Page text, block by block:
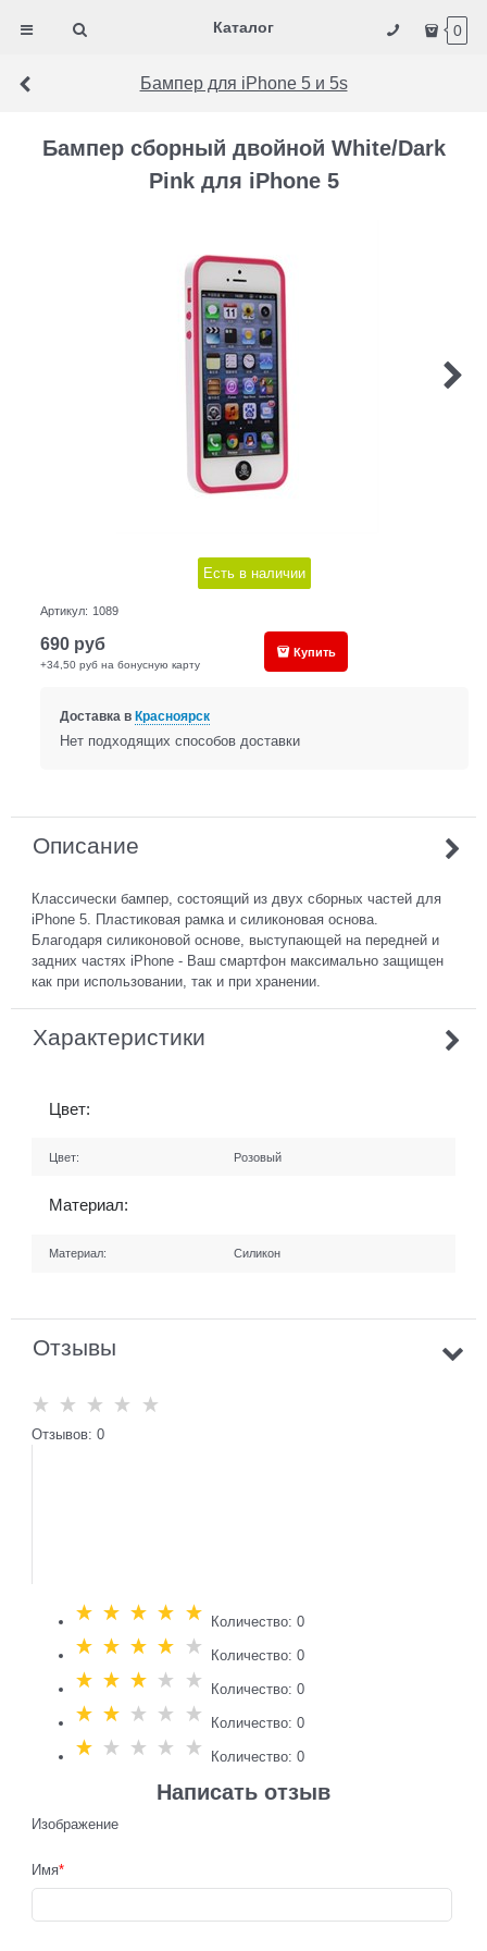
Каталог 0
Бампер для iPhone 5 и 5s
Бампер сборный двойной White/Dark
Pink для iPhone 5
Есть в наличии
Артикул: 1089
690 руб
+34,50 руб на бонусную карту
Купить
Доставка в Красноярск
Нет подходящих способов доставки
Описание
Классически бампер, состоящий из двух сборных частей для
iPhone 5. Пластиковая рамка и силиконовая основа.
Благодаря силиконовой основе, выступающей на передней и
задних частях iPhone - Ваш смартфон максимально защищен
как при использовании, так и при хранении.
Характеристики
Цвет:
Цвет: Розовый
Материал:
Материал: Силикон
Отзывы
Отзывов: 0
Количество: 0
Количество: 0
Количество: 0
Количество: 0
Количество: 0
Написать отзыв
Изображение
Имя